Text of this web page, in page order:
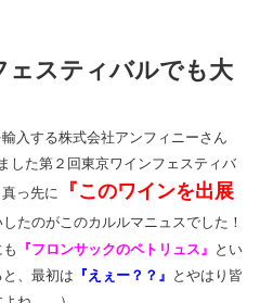
ェスティバルでも大
入する株式会社アンフィニーさん
した第２回東京ワインフェスティバ
っ先に
『このワインを出展
したのがこのカルルマニュスでした！
『フロンサックのペトリュス』 とい
、最初は 『えぇー？？』 とやはり皆